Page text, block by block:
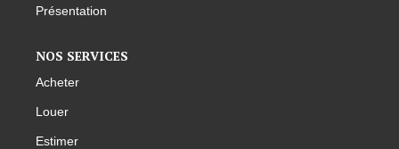
Présentation
NOS SERVICES
Acheter
Louer
Estimer